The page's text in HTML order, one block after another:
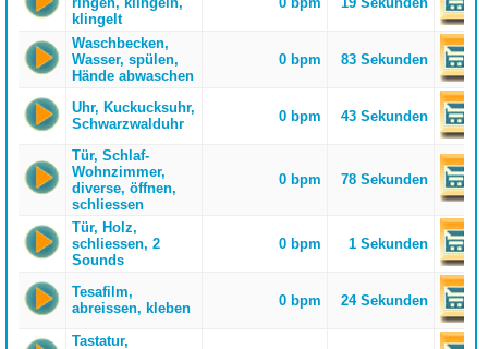
klingelt
Waschbecken,
Wasser, spülen,
Hände abwaschen
0 bpm 83 Sekunden
Uhr, Kuckucksuhr,
Schwarzwalduhr
0 bpm 43 Sekunden
Tür, Schlaf-
Wohnzimmer,
diverse, öffnen,
schliessen
0 bpm 78 Sekunden
Tür, Holz,
schliessen, 2
Sounds
0 bpm 1 Sekunden
Tesafilm,
abreissen, kleben
0 bpm 24 Sekunden
Tastatur,